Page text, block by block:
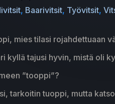
, Baarivitsit, Työvitsit,
mies tilasi rojahdettuaan
kyllä tajusi hyvin, mistä oli
”tooppi”?
tarkoitin tuoppi, mutta